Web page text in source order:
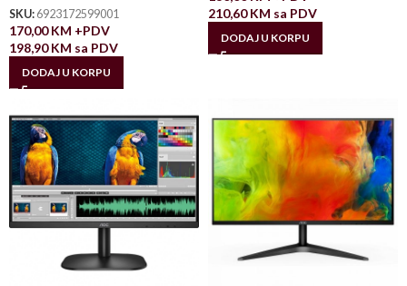
SKU: 6923172599001
170,00KM +PDV
198,90KM sa PDV
DODAJ U KORPU
210,60KM sa PDV
DODAJ U KORPU